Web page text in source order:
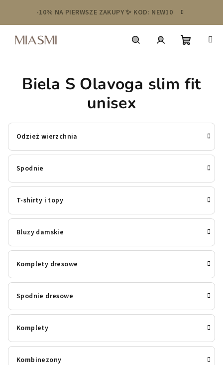
treści
-10% NA PIERWSZE ZAKUPY ✨ KOD: NEW10
się
Biela S Olavoga slim fit
unisex
Odzież wierzchnia
Spodnie
T-shirty i topy
Bluzy damskie
Komplety dresowe
Spodnie dresowe
Komplety
Kombinezony